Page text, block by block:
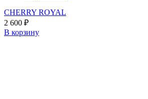
CHERRY ROYAL
2 600 ₽
В корзину